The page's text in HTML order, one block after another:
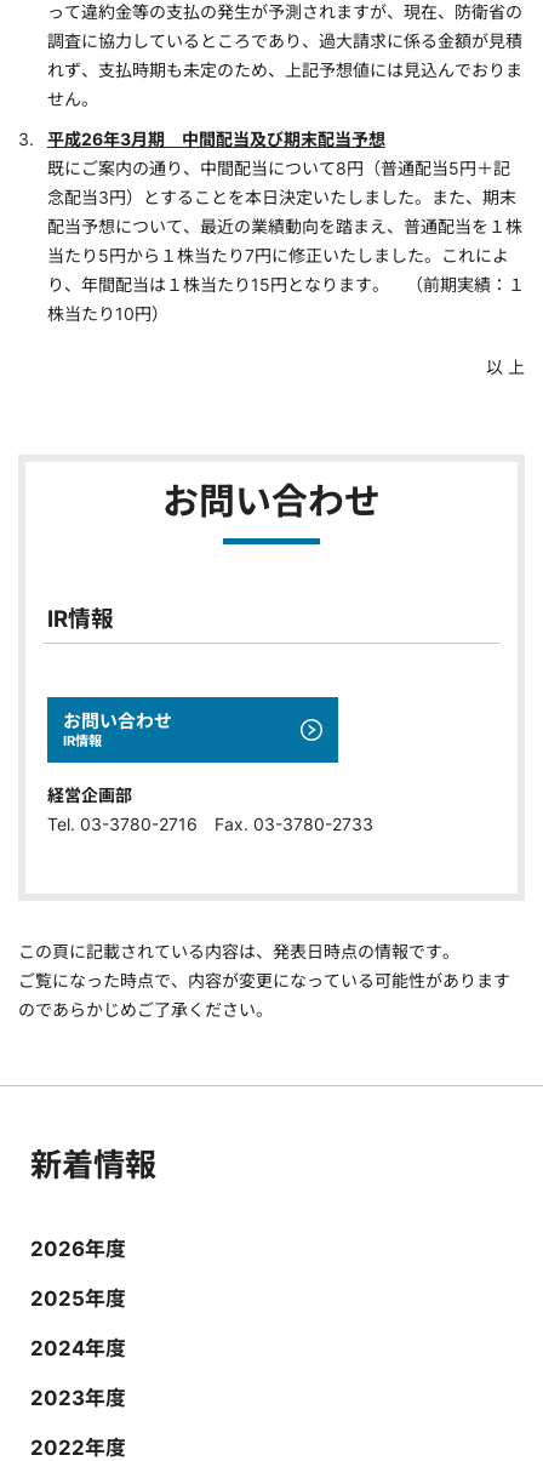
って違約金等の支払の発生が予測されますが、現在、防衛省の
調査に協力しているところであり、過大請求に係る金額が見積
れず、支払時期も未定のため、上記予想値には見込んでおりま
せん。
平成26年3月期 中間配当及び期末配当予想
既にご案内の通り、中間配当について8円（普通配当5円＋記
念配当3円）とすることを本日決定いたしました。また、期末
配当予想について、最近の業績動向を踏まえ、普通配当を１株
当たり5円から１株当たり7円に修正いたしました。これによ
り、年間配当は１株当たり15円となります。 （前期実績：１
株当たり10円）
以 上
お問い合わせ
IR情報
お問い合わせ
IR情報
経営企画部
Tel. 03-3780-2716 Fax. 03-3780-2733
この頁に記載されている内容は、発表日時点の情報です。
ご覧になった時点で、内容が変更になっている可能性があります
のであらかじめご了承ください。
新着情報
2026年度
2025年度
2024年度
2023年度
2022年度